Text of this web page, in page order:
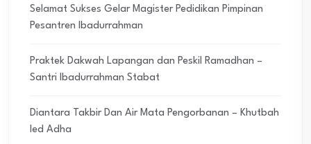
Selamat Sukses Gelar Magister Pedidikan Pimpinan
Pesantren Ibadurrahman
Praktek Dakwah Lapangan dan Peskil Ramadhan –
Santri Ibadurrahman Stabat
Diantara Takbir Dan Air Mata Pengorbanan – Khutbah
Ied Adha